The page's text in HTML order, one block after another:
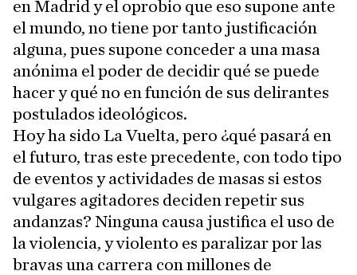
en Madrid y el oprobio que eso supone ante
el mundo, no tiene por tanto justificación
alguna, pues supone conceder a una masa
anónima el poder de decidir qué se puede
hacer y qué no en función de sus delirantes
postulados ideológicos.
Hoy ha sido La Vuelta, pero ¿qué pasará en
el futuro, tras este precedente, con todo tipo
de eventos y actividades de masas si estos
vulgares agitadores deciden repetir sus
andanzas? Ninguna causa justifica el uso de
la violencia, y violento es paralizar por las
bravas una carrera con millones de